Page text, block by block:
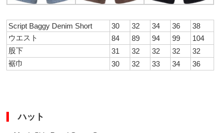
Script Baggy Denim Short 30 32 34 36
38
ウエスト
84 89 94 99
104
股下
31 32 32 32
32
裾巾
30 32 33 34 36
ハット